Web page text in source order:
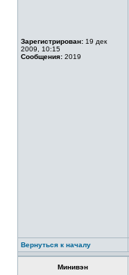
Зарегистрирован: 19 дек
2009, 10:15
Сообщения: 2019
Вернуться к началу
Минивэн